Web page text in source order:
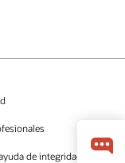
de integridad